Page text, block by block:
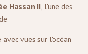
Hassan II, l'une des
vues sur l'océan